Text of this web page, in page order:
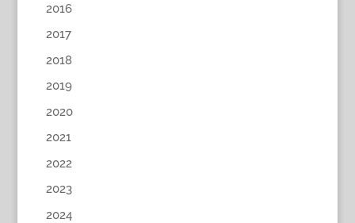
2016
2017
2018
2019
2020
2021
2022
2023
2024